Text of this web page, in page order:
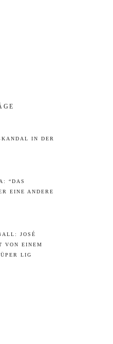
IN DER
“DAS
EINE ANDERE
JOSÉ M
EINEM „
LIG